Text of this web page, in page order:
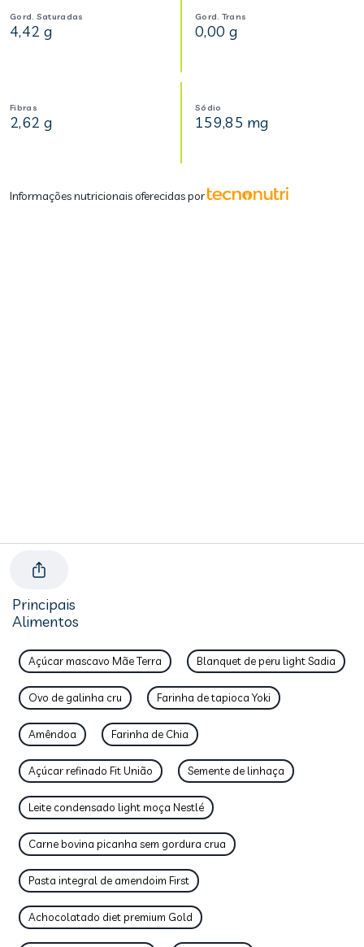
Gord. Saturadas
4,42 g
Gord. Trans
0,00 g
Fibras
2,62 g
Sódio
159,85 mg
Informações nutricionais oferecidas por
Principais
Alimentos
Açúcar mascavo Mãe Terra Blanquet de peru light Sadia
Ovo de galinha cru Farinha de tapioca Yoki
Amêndoa Farinha de Chia
Açúcar refinado Fit União Semente de linhaça
Leite condensado light moça Nestlé
Carne bovina picanha sem gordura crua
Pasta integral de amendoim First
Achocolatado diet premium Gold